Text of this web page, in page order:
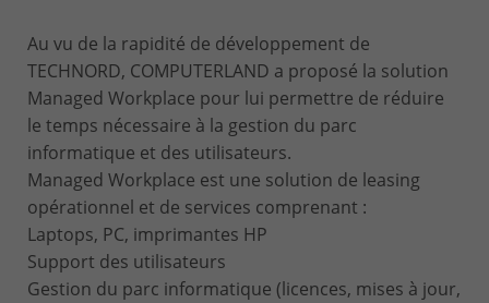
Au vu de la rapidité de développement de
TECHNORD, COMPUTERLAND a proposé la solution
Managed Workplace pour lui permettre de réduire
le temps nécessaire à la gestion du parc
informatique et des utilisateurs.
Managed Workplace est une solution de leasing
opérationnel et de services comprenant :
Laptops, PC, imprimantes HP
Support des utilisateurs
Gestion du parc informatique (licences, mises à jour,